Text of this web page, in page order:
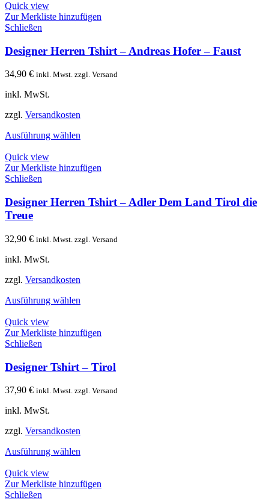
Quick view
Zur Merkliste hinzufügen
Schließen
Designer Herren Tshirt – Andreas Hofer – Faust
34,90 € inkl. Mwst. zzgl. Versand
inkl. MwSt.
zzgl. Versandkosten
Ausführung wählen
Quick view
Zur Merkliste hinzufügen
Schließen
Designer Herren Tshirt – Adler Dem Land Tirol die
Treue
32,90 € inkl. Mwst. zzgl. Versand
inkl. MwSt.
zzgl. Versandkosten
Ausführung wählen
Quick view
Zur Merkliste hinzufügen
Schließen
Designer Tshirt – Tirol
37,90 € inkl. Mwst. zzgl. Versand
inkl. MwSt.
zzgl. Versandkosten
Ausführung wählen
Quick view
Zur Merkliste hinzufügen
Schließen